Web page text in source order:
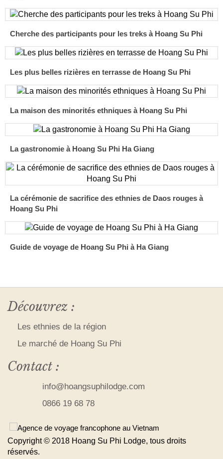
Cherche des participants pour les treks à Hoang Su Phi
Les plus belles rizières en terrasse de Hoang Su Phi
La maison des minorités ethniques à Hoang Su Phi
La gastronomie à Hoang Su Phi Ha Giang
La cérémonie de sacrifice des ethnies de Daos rouges à
Hoang Su Phi
Guide de voyage de Hoang Su Phi à Ha Giang
Découvrez :
Les ethnies de la région
Le marché de Hoang Su Phi
Contact :
info@hoangsuphilodge.com
0866 19 68 78
Copyright © 2018 Hoang Su Phi Lodge, tous droits
réservés.